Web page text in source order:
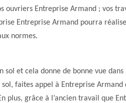
ouvriers Entreprise Armand ; vos
Entreprise Armand pourra
normes.
sol et cela donne de bonne vue
faites appel à Entreprise Armand
plus, grâce à l’ancien travail que